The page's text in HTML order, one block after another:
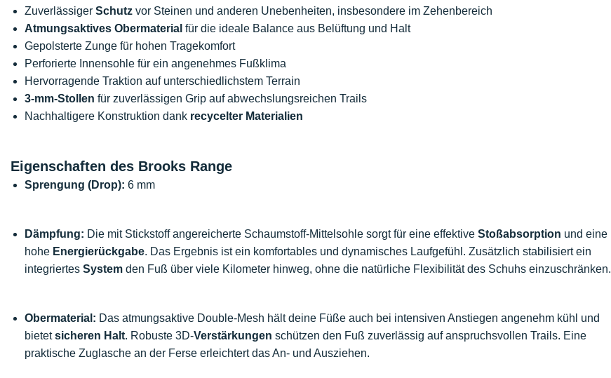
Zuverlässiger Schutz vor Steinen und anderen Unebenheiten, insbesondere im Zehenbereich
Atmungsaktives Obermaterial für die ideale Balance aus Belüftung und Halt
Gepolsterte Zunge für hohen Tragekomfort
Perforierte Innensohle für ein angenehmes Fußklima
Hervorragende Traktion auf unterschiedlichstem Terrain
3-mm-Stollen für zuverlässigen Grip auf abwechslungsreichen Trails
Nachhaltigere Konstruktion dank recycelter Materialien
Eigenschaften des Brooks Range
Sprengung (Drop): 6 mm
Dämpfung: Die mit Stickstoff angereicherte Schaumstoff-Mittelsohle sorgt für eine effektive Stoßabsorption und eine
hohe Energierückgabe. Das Ergebnis ist ein komfortables und dynamisches Laufgefühl. Zusätzlich stabilisiert ein
integriertes System den Fuß über viele Kilometer hinweg, ohne die natürliche Flexibilität des Schuhs einzuschränken.
Obermaterial: Das atmungsaktive Double-Mesh hält deine Füße auch bei intensiven Anstiegen angenehm kühl und
bietetsicheren Halt. Robuste 3D-Verstärkungen schützen den Fuß zuverlässig auf anspruchsvollen Trails. Eine
praktische Zuglasche an der Ferse erleichtert das An- und Ausziehen.